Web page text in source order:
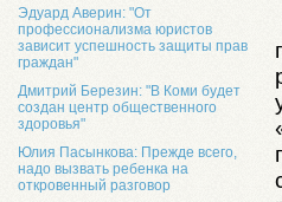
Эдуард Аверин: "От
профессионализма юристов
зависит успешность защиты прав
граждан"
Дмитрий Березин: "В Коми будет
создан центр общественного
здоровья"
Юлия Пасынкова: Прежде всего,
надо вызвать ребенка на
откровенный разговор